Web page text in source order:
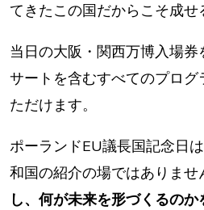
てきたこの国だからこそ成せ
当日の大阪・関西万博入場
サートを含むすべてのプロ
ただけます。
ポーランドEU議長国記念日
和国の紹介の場ではありませ
し、何が未来を形づくるの